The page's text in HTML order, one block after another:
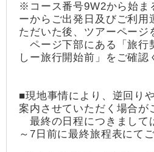
※コース番号9W2から始
ーからご出発日及びご利用
ただいた後、ツアーページ
ページ下部にある「旅行
しー旅行開始前」をご確認
■現地事情により、逆回り
案内させていただく場合が
最終の日程につきまして
～7日前に最終旅程表にて